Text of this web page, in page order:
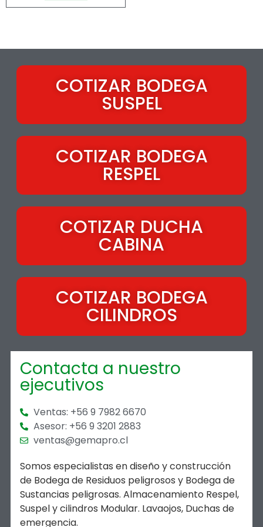
COTIZAR BODEGA
SUSPEL
COTIZAR BODEGA
RESPEL
COTIZAR DUCHA
CABINA
COTIZAR BODEGA
CILINDROS
Contacta a nuestro
ejecutivos
Ventas: +56 9 7982 6670
Asesor: +56 9 3201 2883
ventas@gemapro.cl
Somos especialistas en diseño y construcción
de Bodega de Residuos peligrosos y Bodega de
Sustancias peligrosas. Almacenamiento Respel,
Suspel y cilindros Modular. Lavaojos, Duchas de
emergencia.